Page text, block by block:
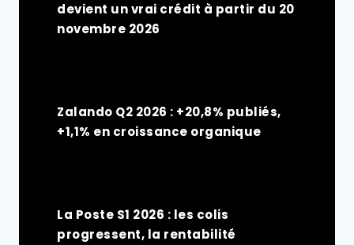
devient un vrai crédit à partir du 20
novembre 2026
Zalando Q2 2026 : +20,8% publiés,
+1,1% en croissance organique
La Poste S1 2026 : les colis
progressent, la rentabilité